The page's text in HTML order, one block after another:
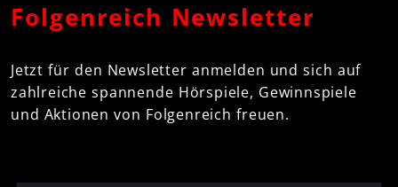
Folgenreich Newsletter
Jetzt für den Newsletter anmelden und sich auf
zahlreiche spannende Hörspiele, Gewinnspiele
und Aktionen von Folgenreich freuen.